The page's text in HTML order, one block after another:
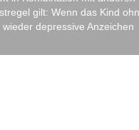
gilt: Wenn das Kind
depressive Anzeichen